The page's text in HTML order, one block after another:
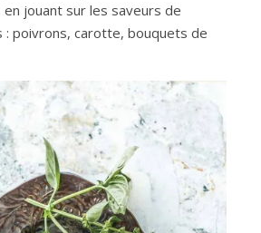
jouant sur les saveurs de
: poivrons, carotte, bouquets de